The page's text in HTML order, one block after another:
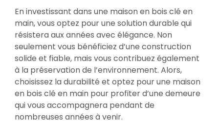
En investissant dans une maison en bois clé en
main, vous optez pour une solution durable qui
résistera aux années avec élégance. Non
seulement vous bénéficiez d’une construction
solide et fiable, mais vous contribuez également
à la préservation de l’environnement. Alors,
choisissez la durabilité et optez pour une maison
en bois clé en main pour profiter d’une demeure
qui vous accompagnera pendant de
nombreuses années à venir.